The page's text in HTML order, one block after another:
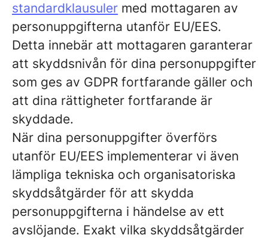
standardklausuler med mottagaren av
personuppgifterna utanför EU/EES.
Detta innebär att mottagaren garanterar
att skyddsnivån för dina personuppgifter
som ges av GDPR fortfarande gäller och
att dina rättigheter fortfarande är
skyddade.
När dina personuppgifter överförs
utanför EU/EES implementerar vi även
lämpliga tekniska och organisatoriska
skyddsåtgärder för att skydda
personuppgifterna i händelse av ett
avslöjande. Exakt vilka skyddsåtgärder